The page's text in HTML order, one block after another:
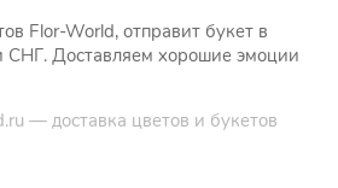
Flor-World, отправит букет в
СНГ. Доставляем хорошие эмоции
— доставка цветов и букетов